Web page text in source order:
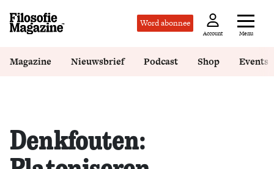
Word abonnee
Account Menu
Magazine Nieuwsbrief Podcast Shop Events
Denkfouten: